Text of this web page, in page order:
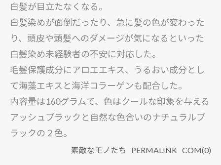
白髪が目立たなくなる。
白髪染めが面倒だったり、急に髪の色が変わった
り、頭皮や頭髪へのダメージが気になるといった
白髪染め未経験者の不安に対応した。
毛髪保護成分にアロエエキス、うるおい成分とし
て海藻エキスと海洋コラーゲンも配合した。
内容量は160グラムで、色はクールな印象を与える
アッシュブラックと自然な色合いのナチュラルブ
ラックの２色。
素敵なモノたち PERMALINK COM(0)